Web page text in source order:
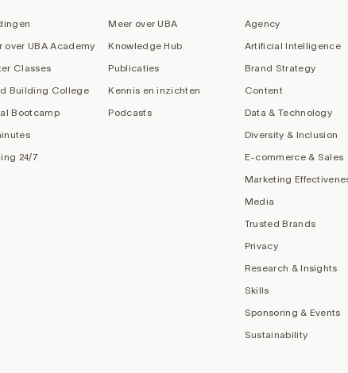
over UBA Academy
Classes
Building College
Bootcamp
24/7
Meer over UBA
Knowledge Hub
Publicaties
Kennis en inzichten
Podcasts
Agency
Artificial Intelligence
Brand Strategy
Content
Data & Technology
Diversity & Inclusion
E-commerce & Sales
Marketing
Media
Trusted Brands
Privacy
Research & Insights
Skills
Sponsoring & Events
Sustainability